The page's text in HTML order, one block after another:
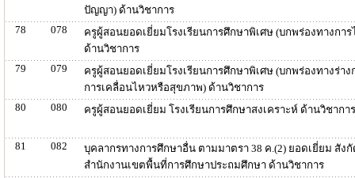
ปัญญา) ด้านวิชาการ
78
078
ครูผู้สอนยอดเยี่ยมโรงเรียนการศึกษาพิเศษ (บกพร่องทางกา
ด้านวิชาการ
79
079
ครูผู้สอนยอดเยี่ยมโรงเรียนการศึกษาพิเศษ (บกพร่องทางร่าง
การเคลื่อนไหวหรือสุขภาพ) ด้านวิชาการ
80
080 ครูผู้สอนยอดเยี่ยม โรงเรียนการศึกษาสงเคราะห์ ด้านวิชาการ
81 082
บุคลากรทางการศึกษาอื่น ตามมาตรา 38 ค.(2) ยอดเยี่ยม สัง
สำนักงานเขตพื้นที่การศึกษาประถมศึกษา ด้านวิชาการ